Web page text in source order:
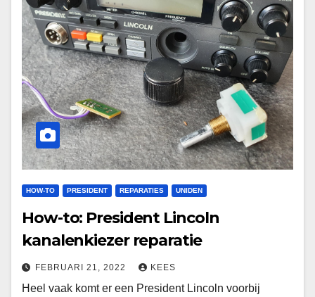
HOW-TO PRESIDENT REPARATIES UNIDEN
How-to: President Lincoln
kanalenkiezer reparatie
FEBRUARI 21, 2022 KEES
Heel vaak komt er een President Lincoln voorbij